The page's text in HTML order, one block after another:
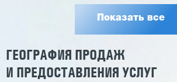
Показать все
ГЕОГРАФИЯ ПРОДАЖ
И ПРЕДОСТАВЛЕНИЯ УСЛУГ